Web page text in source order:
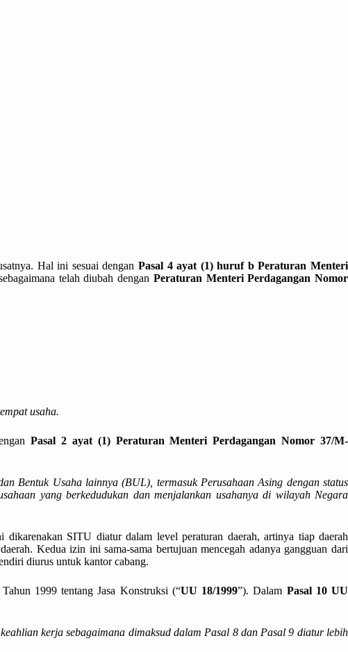
Hal ini sesuai dengan Pasal 4 ayat (1) huruf b Peraturan Menteri
telah diubah dengan Peraturan Menteri Perdagangan Nomor
usaha.
Pasal 2 ayat (1) Peraturan Menteri Perdagangan Nomor 37/M-
Bentuk Usaha lainnya (BUL), termasuk Perusahaan Asing dengan status
yang berkedudukan dan menjalankan usahanya di wilayah Negara
SITU diatur dalam level peraturan daerah, artinya tiap daerah
Kedua izin ini sama-sama bertujuan mencegah adanya gangguan dari
diurus untuk kantor cabang.
1999 tentang Jasa Konstruksi (“UU 18/1999”). Dalam Pasal 10 UU
kerja sebagaimana dimaksud dalam Pasal 8 dan Pasal 9 diatur lebih